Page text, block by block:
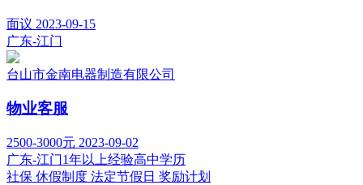
面议 2023-09-15
广东-江门
台山市金南电器制造有限公司
物业客服
2500-3000元 2023-09-02
广东-江门1年以上经验高中学历
社保 休假制度 法定节假日 奖励计划